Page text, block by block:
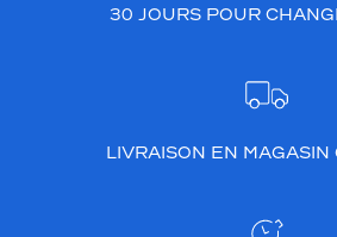
30 JOURS POUR
LIVRAISON EN MAGASIN